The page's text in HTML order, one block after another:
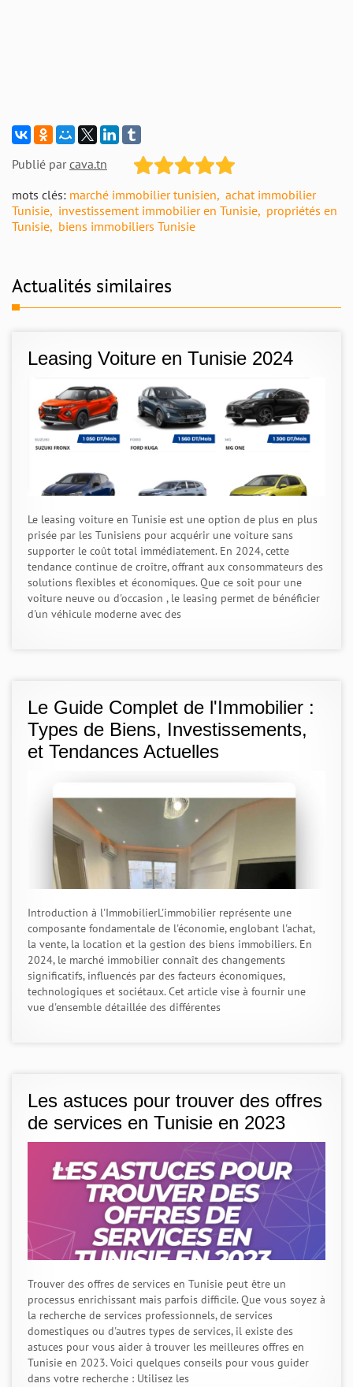
Publié parcava.tn
mots clés: marché immobilier tunisien achat immobilier
Tunisie investissement immobilier en Tunisie propriétés en
Tunisie biens immobiliers Tunisie
Actualités similaires
Leasing Voiture en Tunisie 2024
Le leasing voiture en Tunisie est une option de plus en plus
prisée par les Tunisiens pour acquérir une voiture sans
supporter le coût total immédiatement. En 2024, cette
tendance continue de croître, offrant aux consommateurs des
solutions flexibles et économiques. Que ce soit pour une
voiture neuve ou d'occasion , le leasing permet de bénéficier
d'un véhicule moderne avec des
Le Guide Complet de l'Immobilier :
Types de Biens, Investissements,
et Tendances Actuelles
Introduction à l'ImmobilierL'immobilier représente une
composante fondamentale de l'économie, englobant l'achat,
la vente, la location et la gestion des biens immobiliers. En
2024, le marché immobilier connaît des changements
significatifs, influencés par des facteurs économiques,
technologiques et sociétaux. Cet article vise à fournir une
vue d'ensemble détaillée des différentes
Les astuces pour trouver des offres
de services en Tunisie en 2023
Trouver des offres de services en Tunisie peut être un
processus enrichissant mais parfois difficile. Que vous soyez à
la recherche de services professionnels, de services
domestiques ou d'autres types de services, il existe des
astuces pour vous aider à trouver les meilleures offres en
Tunisie en 2023. Voici quelques conseils pour vous guider
dans votre recherche : Utilisez les